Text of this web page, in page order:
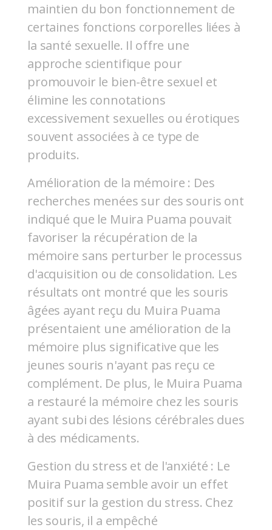
maintien du bon fonctionnement de
certaines fonctions corporelles liées à
la santé sexuelle. Il offre une
approche scientifique pour
promouvoir le bien-être sexuel et
élimine les connotations
excessivement sexuelles ou érotiques
souvent associées à ce type de
produits.
Amélioration de la mémoire : Des
recherches menées sur des souris ont
indiqué que le Muira Puama pouvait
favoriser la récupération de la
mémoire sans perturber le processus
d'acquisition ou de consolidation. Les
résultats ont montré que les souris
âgées ayant reçu du Muira Puama
présentaient une amélioration de la
mémoire plus significative que les
jeunes souris n'ayant pas reçu ce
complément. De plus, le Muira Puama
a restauré la mémoire chez les souris
ayant subi des lésions cérébrales dues
à des médicaments.
Gestion du stress et de l'anxiété : Le
Muira Puama semble avoir un effet
positif sur la gestion du stress. Chez
les souris, il a empêché